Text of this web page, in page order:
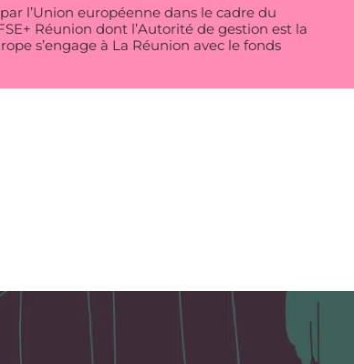
l’Union européenne dans le cadre du
Réunion dont l’Autorité de gestion est la
s’engage à La Réunion avec le fonds